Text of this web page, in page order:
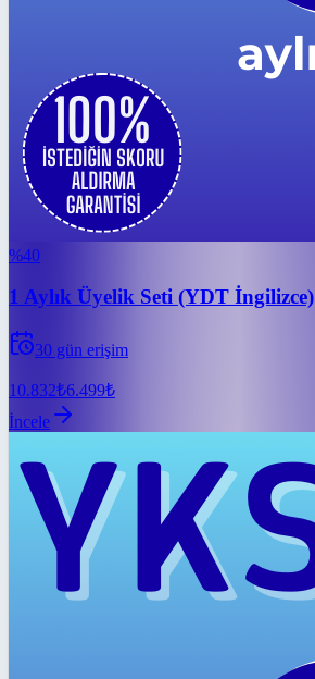
%40
1 Aylık Üyelik Seti (YDT İngilizce)
30 gün erişim
10.832₺6.499₺
İncele